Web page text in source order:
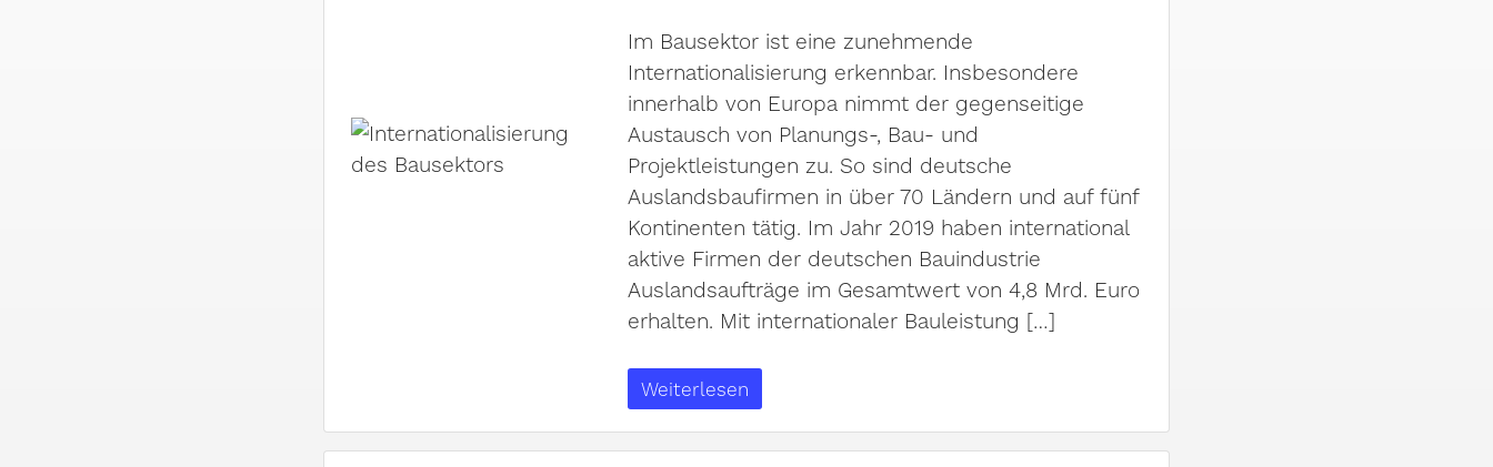
Im Bausektor ist eine zunehmende
Internationalisierung erkennbar. Insbesondere
innerhalb von Europa nimmt der gegenseitige
Austausch von Planungs-, Bau- und
Projektleistungen zu. So sind deutsche
Auslandsbaufirmen in über 70 Ländern und auf fünf
Kontinenten tätig. Im Jahr 2019 haben international
aktive Firmen der deutschen Bauindustrie
Auslandsaufträge im Gesamtwert von 4,8 Mrd. Euro
erhalten. Mit internationaler Bauleistung […]
Weiterlesen